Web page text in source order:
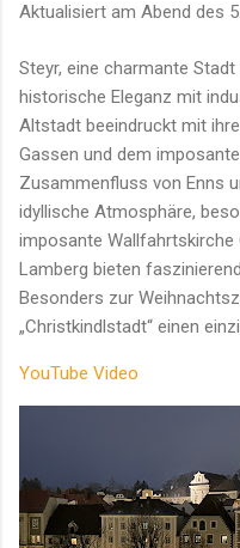
Aktualisiert am Abend des
Steyr, eine charmante
historische Eleganz mit
Altstadt beeindruckt mit
Gassen und dem
Zusammenfluss von Enns
idyllische Atmosphäre,
imposante Wallfahrtskirche
Lamberg bieten
Besonders zur
„Christkindlstadt“ einen
YouTube Video